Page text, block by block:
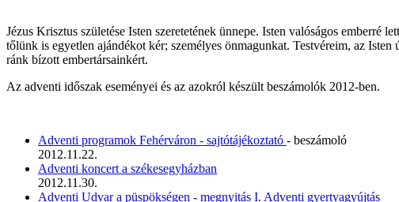
Jézus Krisztus születése Isten szeretetének ünnepe. Isten valóságos
tőlünk is egyetlen ajándékot kér; személyes önmagunkat. Testvéreim, az
ránk bízott embertársainkért.
Az adventi időszak eseményei és az azokról készült beszámolók 2012-ben.
Adventi programok Fehérváron - sajtótájékoztató - beszámoló
2012.11.22.
Adventi koncert a székesegyházban
2012.11.30.
Adventi Udvar a püspökségen - megnyitás I. Adventi gyertyagyújtás